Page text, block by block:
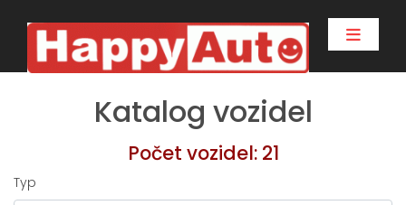
Katalog vozidel
Počet vozidel: 21
Typ